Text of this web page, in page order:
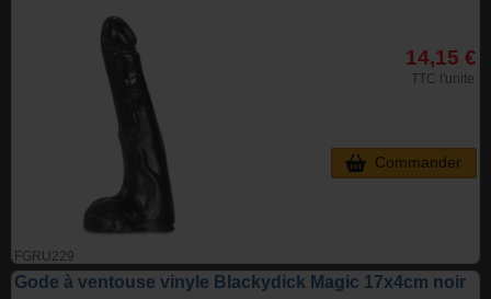
FGRU229
14,15 €
TTC l'unite
Commander
Gode à ventouse vinyle Blackydick Magic 17x4cm noir